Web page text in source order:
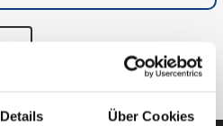
Details Über Cookies